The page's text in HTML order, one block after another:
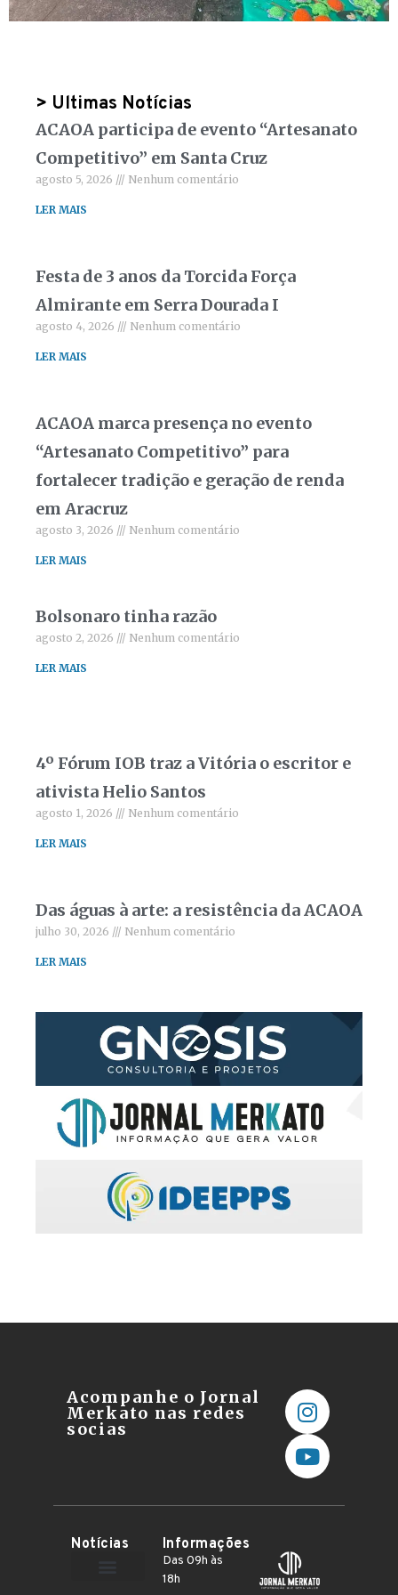
> Ultimas Notícias
ACAOA participa de evento “Artesanato
Competitivo” em Santa Cruz
agosto 5, 2026 Nenhum comentário
LER MAIS
Festa de 3 anos da Torcida Força
Almirante em Serra Dourada I
agosto 4, 2026 Nenhum comentário
LER MAIS
ACAOA marca presença no evento
“Artesanato Competitivo” para
fortalecer tradição e geração de renda
em Aracruz
agosto 3, 2026 Nenhum comentário
LER MAIS
Bolsonaro tinha razão
agosto 2, 2026 Nenhum comentário
LER MAIS
4º Fórum IOB traz a Vitória o escritor e
ativista Helio Santos
agosto 1, 2026 Nenhum comentário
LER MAIS
Das águas à arte: a resistência da ACAOA
julho 30, 2026 Nenhum comentário
LER MAIS
Acompanhe o Jornal
Merkato nas redes
socias
Notícias Informações
Das 09h às
18h